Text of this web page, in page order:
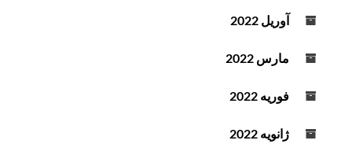
آوریل 2022
مارس 2022
فوریه 2022
ژانویه 2022